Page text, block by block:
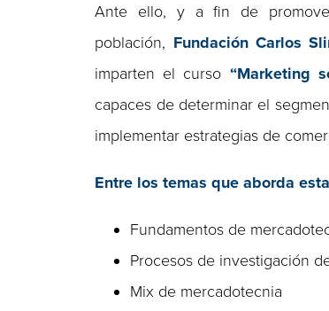
Ante ello, y a fin de
población, Fundación Carlos
imparten el curso “Marketing
capaces de determinar el
implementar estrategias de
Entre los temas que aborda
Fundamentos de
Procesos de investigación
Mix de mercadotecnia